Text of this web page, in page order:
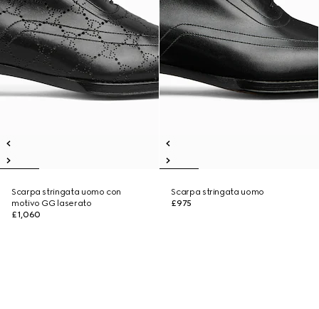
Scarpa stringata uomo con
motivo GG laserato
£1,060
Scarpa stringata uomo
£975